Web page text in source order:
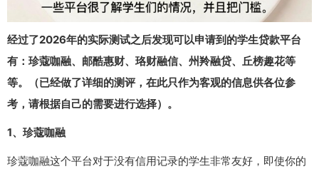
经过了2026年的实际测试之后发现可以申请到的学生贷款平台
有：珍蔻咖融、邮酷惠财、珞财融信、州羚融贷、丘榜趣花等
等。（已经做了详细的测评，在此只作为客观的信息供各位参
考，请根据自己的需要进行选择）。
1、珍蔻咖融
珍蔻咖融这个平台对于没有信用记录的学生非常友好，即使你的